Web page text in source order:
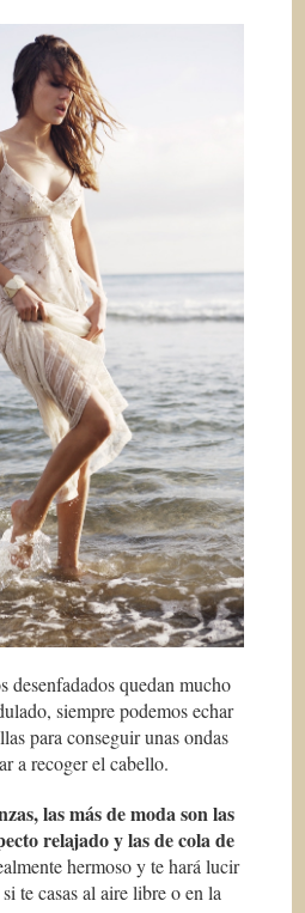
desenfadados quedan mucho
siempre podemos echar
para conseguir unas ondas
a recoger el cabello.
las más de moda son las
relajado y las de cola de
hermoso y te hará lucir
te casas al aire libre o en la